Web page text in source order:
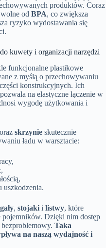
produktów. Coraz
od BPA, co zwiększa
ryzyko wydostawania się
kuwety i organizacji narzędzi
funkcjonalne plastikowe
z myślą o przechowywaniu
konstrukcyjnych. Ich
na elastyczne łączenie w
wygodę użytkowania i
oraz skrzynie skutecznie
ładu w warsztacie:
uszkodzenia.
, stojaki i listwy, które
Dzięki nim dostęp
Taka
na naszą wydajność i